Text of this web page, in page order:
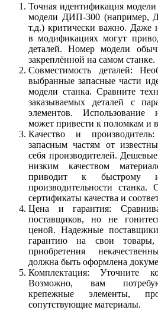
Точная идентификация модели
модели ДИП-300
т.д.) критически важно. Даже
в модификациях могут
деталей. Номер модели
закреплённой на самом станке.
Совместимость деталей:
выбранные запасные части
модели станка. Сравните
заказываемых деталей с
элементов. Использование
может привести к поломкам и
Качество и
запасным частям от
себя производителей.
низким качеством
приводит к быстрому
производительности
сертификаты качества и
Цена и гарантия:
поставщиков, но не
ценой. Надежные
гарантию на свои
приобретения
должна быть оформлена
Комплектация: Уточните
Возможно, вам
крепежные элементы,
сопутствующие материалы.